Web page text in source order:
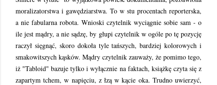
moralizatorstwa i gawędziarstwa. To w stu procentach reporterska,
a nie fabularna robota. Wnioski czytelnik wyciągnie sobie sam - o
ile jest mądry, a nie sądzę, by głupi czytelnik w ogóle po tę pozycję
raczył sięgnąć, skoro dokoła tyle tańszych, bardziej kolorowych i
smakowitszych kąsków. Mądry czytelnik zauważy, że pomimo tego,
iż "Tabloid" bazuje tylko i wyłącznie na faktach, książkę czyta się z
zapartym tchem, w napięciu, z łzą w kącie oka. Trudno uwierzyć,